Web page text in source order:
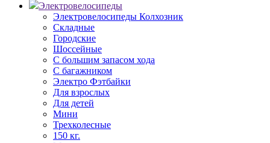
Электровелосипеды
Электровелосипеды Колхозник
Складные
Городские
Шоссейные
С большим запасом хода
С багажником
Электро Фэтбайки
Для взрослых
Для детей
Мини
Трехколесные
150 кг.